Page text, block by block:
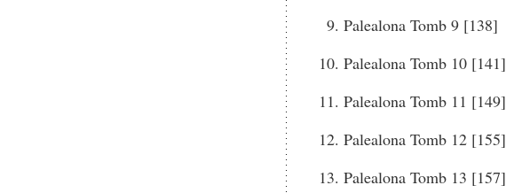
Palealona Tomb 9 [138]
Palealona Tomb 10 [141]
Palealona Tomb 11 [149]
Palealona Tomb 12 [155]
Palealona Tomb 13 [157]